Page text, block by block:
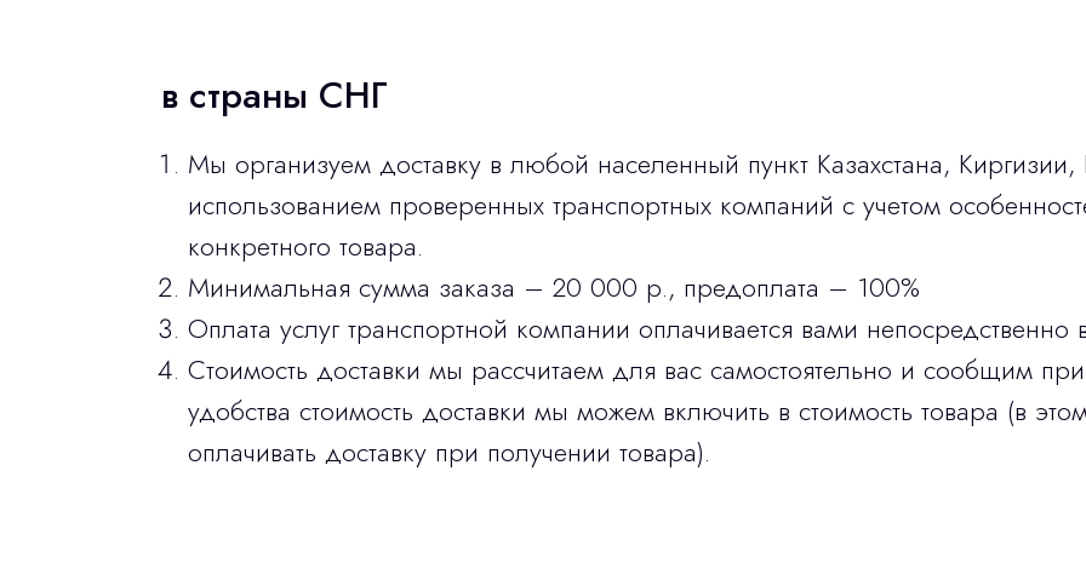
в страны СНГ
Мы организуем доставку в любой населенный пункт Казахстана,
использованием проверенных транспортных компаний с учетом
конкретного товара.
Минимальная сумма заказа – 20 000 р., предоплата – 100%
Оплата услуг транспортной компании оплачивается вами непосредственно
Стоимость доставки мы рассчитаем для вас самостоятельно и сообщим
удобства стоимость доставки мы можем включить в стоимость товара (в
оплачивать доставку при получении товара).